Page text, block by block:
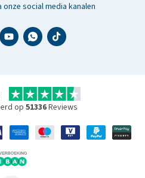
social media kanalen
op 51336Reviews